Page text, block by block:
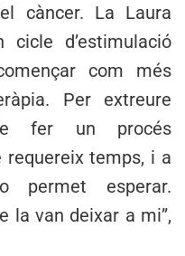
càncer. La Laura
d’estimulació
com més
Per extreure
fer un procés
requereix temps, i a
permet esperar.
la van deixar a mi”,